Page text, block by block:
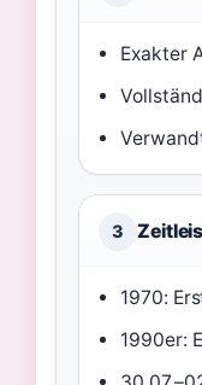
Exakter
3
1970:
1990er: